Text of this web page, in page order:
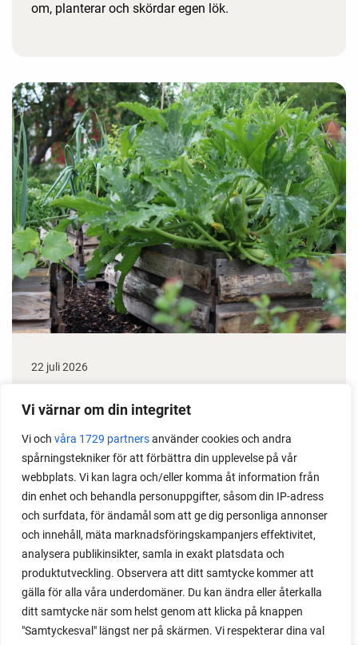
Vi värnar om din integritet
Vi och våra 1729 partnersanvänder cookies och andra
spårningstekniker för att förbättra din upplevelse på vår
webbplats. Vi kan lagra och/eller komma åt information från
din enhet och behandla personuppgifter, såsom din IP-adress
och surfdata, för ändamål som att ge dig personliga annonser
och innehåll, mäta marknadsföringskampanjers effektivitet,
analysera publikinsikter, samla in exakt platsdata och
produktutveckling. Observera att ditt samtycke kommer att
gälla för alla våra underdomäner. Du kan ändra eller återkalla
ditt samtycke när som helst genom att klicka på knappen
"Samtyckesval" längst ner på skärmen. Vi respekterar dina val
om, planterar och skördar egen lök.
22 juli 2026
växter i en pallkrage tillsammans med andra växter.
Perfekt om du vill odla mycket i på liten yta.